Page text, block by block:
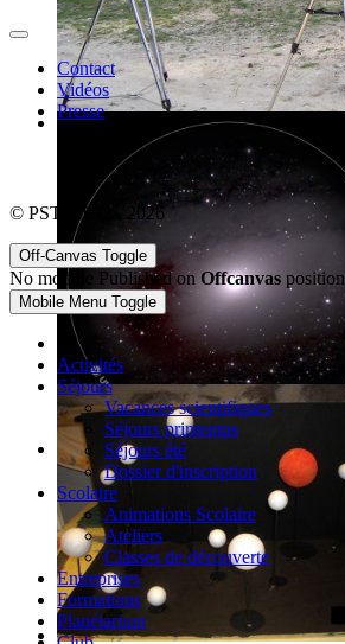
Contact
Vidéos
Presse
© PSTJ 1992 - 2026
Off-Canvas Toggle
No module Published on Offcanvas position
Mobile Menu Toggle
Activités
Séjours
Vacances scientifiques
Séjours printemps
Séjours été
Dossier d'inscription
Scolaire
Animations Scolaire
Ateliers
Classes de découverte
Entreprises
Formations
Planétarium